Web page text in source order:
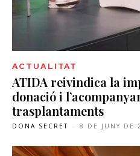
ACTUALITAT
ATIDA reivindica la
donació i
trasplantaments
DONA SECRET - 8 DE JUNY DE